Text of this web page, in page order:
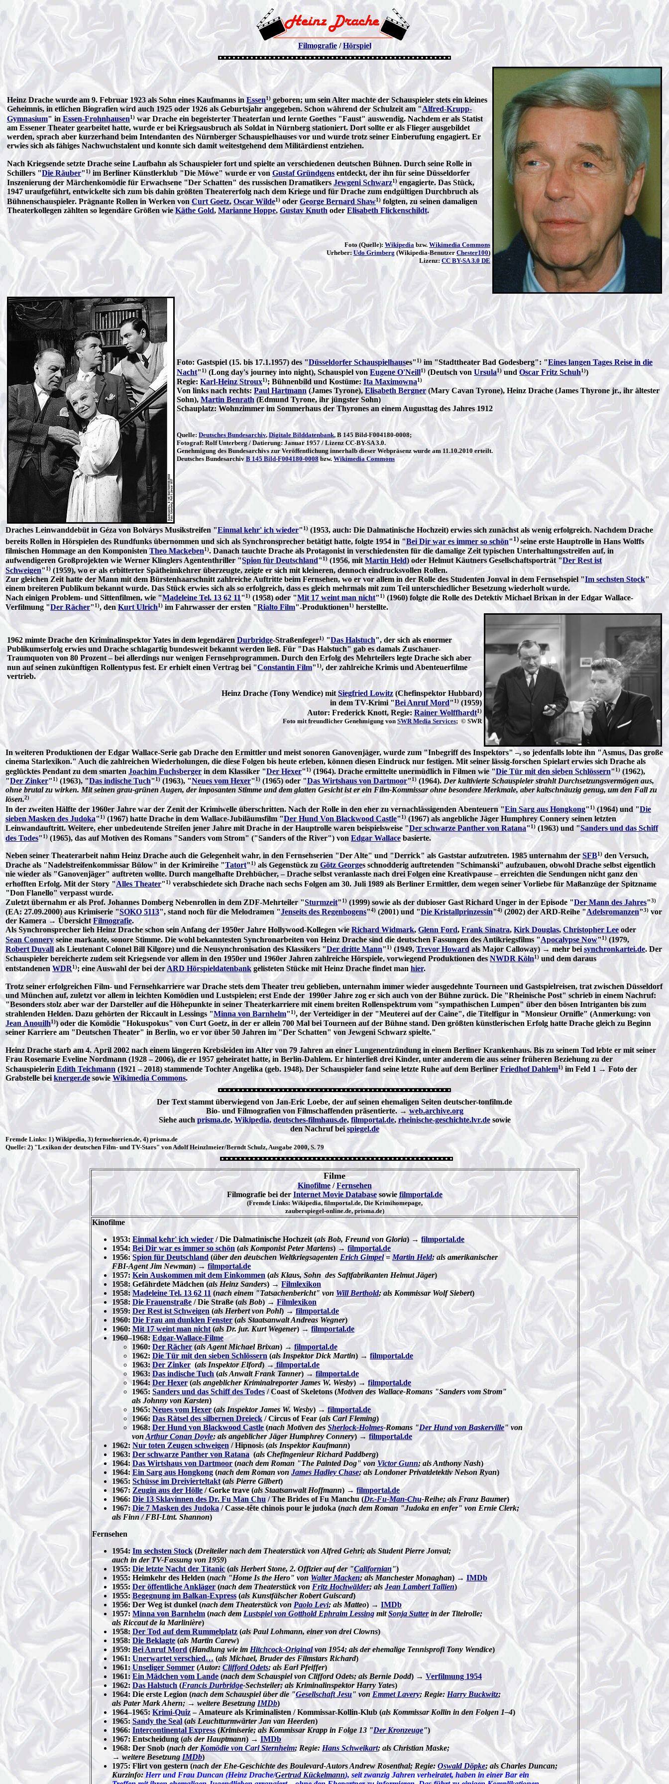
Filmografie/Hörspiel
Heinz Drache wurde am 9. Februar 1923 als Sohn eines Kaufmanns in Essen1) geboren; um sein Alter machte der Schauspieler stets ein kleines
Geheimnis, in etlichen Biografien wird auch 1925 oder 1926 als Geburtsjahr angegeben. Schon während der Schulzeit am "Alfred-Krupp-
Gymnasium" in Essen-Frohnhausen1) war Drache ein begeisterter Theaterfan und lernte Goethes "Faust" auswendig. Nachdem er als Statist
am Essener Theater gearbeitet hatte, wurde er bei Kriegsausbruch als Soldat in Nürnberg stationiert. Dort sollte er als Flieger ausgebildet
werden, sprach aber kurzerhand beim Intendanten des Nürnberger Schauspielhauses vor und wurde trotz seiner Einberufung engagiert. Er
erwies sich als fähiges Nachwuchstalent und konnte sich damit weitestgehend dem Militärdienst entziehen.
Nach Kriegsende setzte Drache seine Laufbahn als Schauspieler fort und spielte an verschiedenen deutschen Bühnen. Durch seine Rolle in
Schillers "Die Räuber" 1) im Berliner Künstlerklub "Die Möwe" wurde er von Gustaf Gründgens entdeckt, der ihn für seine Düsseldorfer
Inszenierung der Märchenkomödie für Erwachsene "Der Schatten" des russischen Dramatikers Jewgeni Schwarz1) engagierte. Das Stück,
1947 uraufgeführt, entwickelte sich zum bis dahin größten Theatererfolg nach dem Kriege und für Drache zum endgültigen Durchbruch als
Bühnenschauspieler. Prägnante Rollen in Werken von Curt Goetz, Oscar Wilde1) oder George Bernard Shaw1) folgten, zu seinen damaligen
Theaterkollegen zählten so legendäre Größen wie Käthe Gold, Marianne Hoppe,Gustav Knuth oder Elisabeth Flickenschildt.
Foto (Quelle): Wikipediabzw. Wikimedia Commons
Urheber: Udo Grimberg (Wikipedia-Benutzer Chester100)
Lizenz:CC BY-SA 3.0 DE
Foto: Gastspiel (15. bis 17.1.1957) des "Düsseldorfer Schauspielhauses" 1) im "Stadttheater Bad Godesberg": "Eines langen Tages Reise in die
Nacht" 1) (Long day's journey into night), Schauspiel vonEugene O'Neill1) (Deutsch von Ursula1) und Oscar Fritz Schuh1))
Regie: Karl-Heinz Stroux1); Bühnenbild und Kostüme:Ita Maximowna1)
Von links nach rechts: Paul Hartmann (James Tyrone), Elisabeth Bergner (Mary Cavan Tyrone), Heinz Drache (James Thyrone jr., ihr ältester
Sohn), Martin Benrath (Edmund Tyrone, ihr jüngster Sohn)
Schauplatz: Wohnzimmer im Sommerhaus der Thyrones an einem Augusttag des Jahres 1912
Quelle: Deutsches Bundesarchiv, Digitale Bilddatenbank, B 145 Bild-F004180-0008;
Fotograf: Rolf Unterberg / Datierung: Januar 1957 / Lizenz CC-BY-SA 3.0.
Genehmigung des Bundesarchivs zur Veröffentlichung innerhalb dieser Webpräsenz wurde am 11.10.2010 erteilt.
Deutsches Bundesarchiv B 145 Bild-F004180-0008 bzw. Wikimedia Commons
Draches Leinwanddebüt in Géza von Bolvárys Musikstreifen "Einmal kehr' ich wieder"1) (1953, auch: Die Dalmatinische Hochzeit) erwies sich zunächst als wenig erfolgreich. Nachdem Drache
bereits Rollen in Hörspielen des Rundfunks übernommen und sich als Synchronsprecher betätigt hatte, folgte 1954 in "Bei Dir war es immer so schön" 1)seine erste Hauptrolle in Hans Wolffs
filmischen Hommage an den Komponisten Theo Mackeben1). Danach tauchte Drache als Protagonist in verschiedensten für die damalige Zeit typischen Unterhaltungsstreifen auf, in
aufwendigeren Großprojekten wie Werner Klinglers Agententhriller "Spion für Deutschland"1) (1956, mitMartin Held) oder Helmut Käutners Gesellschaftsporträt "Der Rest ist
Schweigen" 1) (1959), wo er als erbitterter Spätheimkehrer überzeugte, zeigte er sich mit kleineren, dennoch eindrucksvollen Rollen.
Zur gleichen Zeit hatte der Mann mit dem Bürstenhaarschnitt zahlreiche Auftritte beim Fernsehen, wo er vor allem in der Rolle des Studenten Jonval in dem Fernsehspiel "Im sechsten Stock"
einem breiteren Publikum bekannt wurde. Das Stück erwies sich als so erfolgreich, dass es gleich mehrmals mit zum Teil unterschiedlicher Besetzung wiederholt wurde.
Nach einigen Problem- und Sittenfilmen, wie "Madeleine Tel. 13 62 11"1) (1958) oder "Mit 17 weint man nicht" 1) (1960) folgte die Rolle des Detektiv Michael Brixan in der Edgar Wallace-
Verfilmung "Der Rächer" 1), den Kurt Ulrich1) im Fahrwasser der ersten "Rialto Film"-Produktionen1) herstellte.
1962 mimte Drache den Kriminalinspektor Yates in dem legendärenDurbridge-Straßenfeger1)"Das Halstuch", der sich als enormer
Publikumserfolg erwies und Drache schlagartig bundesweit bekannt werden ließ. Für "Das Halstuch" gab es damals Zuschauer-
Traumquoten von 80 Prozent – bei allerdings nur wenigen Fernsehprogrammen. Durch den Erfolg des Mehrteilers legte Drache sich aber
nun auf seinen zukünftigen Rollentypus fest. Er erhielt einen Vertrag bei "Constantin Film"1), der zahlreiche Krimis und Abenteuerfilme
vertrieb.
Heinz Drache (Tony Wendice) mitSiegfried Lowitz (Chefinspektor Hubbard)
in dem TV-Krimi "Bei Anruf Mord" 1) (1959)
Autor: Frederick Knott, Regie:Rainer Wolffhardt1)
Foto mit freundlicher Genehmigung von SWR Media Services; © SWR
In weiteren Produktionen der Edgar Wallace-Serie gab Drache den Ermittler und meist sonoren Ganovenjäger, wurde zum "Inbegriff des Inspektors" –, so jedenfalls lobte ihn "Asmus, Das große
cinema Starlexikon." Auch die zahlreichen Wiederholungen, die diese Folgen bis heute erleben, können diesen Eindruck nur festigen. Mit seiner lässig-forschen Spielart erwies sich Drache als
geglücktes Pendant zu dem smarten Joachim Fuchsberger in dem Klassiker "Der Hexer"1)(1964). Drache ermittelte unermüdlich in Filmen wie "Die Tür mit den sieben Schlössern" 1)(1962),
"Der Zinker" 1)(1963), "Das indische Tuch" 1) (1963), "Neues vom Hexer" 1) (1965) oder "Das Wirtshaus von Dartmoor" 1) (1964). Der kultivierte Schauspieler strahlt Durchsetzungsvermögen aus,
ohne brutal zu wirken. Mit seinen grau-grünen Augen, der imposanten Stimme und dem glatten Gesicht ist er ein Film-Kommissar ohne besondere Merkmale, aber kaltschnäuzig genug, um den Fall zu
lösen.2)
In der zweiten Hälfte der 1960er Jahre war der Zenit der Krimiwelle überschritten. Nach der Rolle in den eher zu vernachlässigenden Abenteuern "Ein Sarg aus Hongkong" 1) (1964) und "Die
sieben Masken des Judoka"1) (1967) hatte Drache in dem Wallace-Jubiläumsfilm "Der Hund Von Blackwood Castle" 1) (1967) als angebliche Jäger Humphrey Connery seinen letzten
Leinwandauftritt. Weitere, eher unbedeutende Streifen jener Jahre mit Drache in der Hauptrolle waren beispielsweise "Der schwarze Panther von Ratana"1) (1963) und "Sanders und das Schiff
des Todes" 1) (1965), das auf Motiven des Romans "Sanders vom Strom" ("Sanders of the River") von Edgar Wallace basierte.
Neben seiner Theaterarbeit nahm Heinz Drache auch die Gelegenheit wahr, in den Fernsehserien "Der Alte" und "Derrick" als Gaststar aufzutreten. 1985 unternahm der SFB1) den Versuch,
Drache als "Nadelstreifenkommissar Bülow" in der Krimireihe "Tatort"1) als Gegenstück zu Götz Georges schnodderig auftretenden "Schimanski" aufzubauen, obwohl Drache selbst eigentlich
nie wieder als "Ganovenjäger" auftreten wollte. Durch mangelhafte Drehbücher, – Drache selbst veranlasste nach drei Folgen eine Kreativpause – erreichten die Sendungen nicht ganz den
erhofften Erfolg. Mit der Story "Alles Theater"1) verabschiedete sich Drache nach sechs Folgen am 30. Juli 1989 als Berliner Ermittler, dem wegen seiner Vorliebe für Maßanzüge der Spitzname
"Don Flanello" verpasst wurde.
Zuletzt übernahm er als Prof. Johannes Domberg Nebenrollen in dem ZDF-Mehrteiler "Sturmzeit" 1) (1999) sowie als der dubioser Gast Richard Unger in der Episode "Der Mann des Jahres"3)
(EA: 27.09.2000) aus Krimiserie "SOKO 5113", stand noch für die Melodramen "Jenseits des Regenbogens"4) (2001) und "Die Kristallprinzessin"4) (2002) der ARD-Reihe "Adelsromanzen"3) vor
der Kamera → ÜbersichtFilmografie.
Als Synchronsprecher lieh Heinz Drache schon sein Anfang der 1950er Jahre Hollywood-Kollegen wie Richard Widmark, Glenn Ford, Frank Sinatra, Kirk Douglas, Christopher Lee oder
Sean Connery seine markante, sonore Stimme. Die wohl bekanntesten Synchronarbeiten von Heinz Drache sind die deutschen Fassungen des Antikriegsfilms "Apocalypse Now" 1) (1979,
Robert Duvall als Lieutenant Colonel Bill Kilgore) und die Neusynchronisation des Klassikers "Der dritte Mann" 1) (1949, Trevor Howard als Major Calloway) → mehr beisynchronkartei.de. Der
Schauspieler bereicherte zudem seit Kriegsende vor allem in den 1950er und 1960er Jahren zahlreiche Hörspiele, vorwiegend Produktionen des NWDR Köln1) und dem daraus
entstandenen WDR1); eine Auswahl der bei der ARD Hörspieldatenbank gelisteten Stücke mit Heinz Drache findet man hier.
Trotz seiner erfolgreichen Film- und Fernsehkarriere war Drache stets dem Theater treu geblieben, unternahm immer wieder ausgedehnte Tourneen und Gastspielreisen, trat zwischen Düsseldorf
und München auf, zuletzt vor allem in leichten Komödien und Lustspielen; erst Ende der 1990er Jahre zog er sich auch von der Bühne zurück. Die "Rheinische Post" schrieb in einem Nachruf:
"Besonders stolz aber war der Darsteller auf die Höhepunkte in seiner Theaterkarriere mit einem breiten Rollenspektrum vom "sympathischen Lumpen" über den bösen Intriganten bis zum
strahlenden Helden. Dazu gehörten der Riccault in Lessings "Minna von Barnhelm" 1), der Verteidiger in der "Meuterei auf der Caine", die Titelfigur in "Monsieur Ornifle" (Anmerkung: von
Jean Anouilh1)) oder die Komödie "Hokuspokus" von Curt Goetz, in der er allein 700 Mal bei Tourneen auf der Bühne stand. Den größten künstlerischen Erfolg hatte Drache gleich zu Beginn
seiner Karriere am "Deutschen Theater" in Berlin, wo er vor über 50 Jahren im "Der Schatten" von Jewgeni Schwarz spielte."
Heinz Drache starb am 4. April 2002 nach einem längeren Krebsleiden im Alter von 79 Jahren an einer Lungenentzündung in einem Berliner Krankenhaus. Bis zu seinem Tod lebte er mit seiner
Frau Rosemarie Eveline Nordmann (1928 – 2006), die er 1957 geheiratet hatte, in Berlin-Dahlem. Er hinterließ drei Kinder, unter anderem die aus seiner früheren Beziehung zu der
Schauspielerin Edith Teichmann(1921 – 2018) stammende Tochter Angelika (geb. 1948). Der Schauspieler fand seine letzte Ruhe auf dem BerlinerFriedhof Dahlem1) im Feld 1 → Foto der
Grabstelle bei knerger.de sowie Wikimedia Commons.
Der Text stammt überwiegend von Jan-Eric Loebe, der auf seinen ehemaligen Seiten deutscher-tonfilm.de
Bio- und Filmografien von Filmschaffenden präsentierte. → web.archive.org
Siehe auch prisma.de, Wikipedia, deutsches-filmhaus.de, filmportal.de, rheinische-geschichte.lvr.desowie
den Nachruf bei spiegel.de
Fremde Links: 1) Wikipedia, 3) fernsehserien.de, 4) prisma.de
Quelle: 2) "Lexikon der deutschen Film- und TV-Stars" von Adolf Heinzlmeier/Berndt Schulz, Ausgabe 2000, S. 79
Filme
Kinofilme/Fernsehen
Filmografie bei der Internet Movie Databasesowie filmportal.de
(Fremde Links: Wikipedia, filmportal.de, Die Krimihomepage,
zauberspiegel-online.de, prisma.de)
Kinofilme
1953: Einmal kehr' ich wieder / Die Dalmatinische Hochzeit (als Bob, Freund von Gloria) → filmportal.de
1954: Bei Dir war es immer so schön (als Komponist Peter Martens) → filmportal.de
1956:Spion für Deutschland (über den deutschen Weltkriegsagenten Erich Gimpel = Martin Held; als amerikanischer
FBI-Agent Jim Newman) → filmportal.de
1957: Kein Auskommen mit dem Einkommen (als Klaus, Sohn des Saftfabrikanten Helmut Jäger)
1958: Gefährdete Mädchen (als Heinz Sanders) →Filmlexikon
1958: Madeleine Tel. 13 62 11 (nach einem "Tatsachenbericht" von Will Berthold; als Kommissar Wolf Siebert)
1958: Die Frauenstraße / Die Straße (als Bob) →Filmlexikon
1959: Der Rest ist Schweigen(als Herbert von Pohl) →filmportal.de
1960: Die Frau am dunklen Fenster (als Staatsanwalt Andreas Wegner)
1960: Mit 17 weint man nicht(als Dr. jur. Kurt Wegener) → filmportal.de
1960–1968: Edgar-Wallace-Filme
1960:Der Rächer (als Agent Michael Brixan) → filmportal.de
1962: Die Tür mit den sieben Schlössern (als Inspektor Dick Martin) → filmportal.de
1963: Der Zinker (als Inspektor Elford) → filmportal.de
1963: Das indische Tuch(als Anwalt Frank Tanner) → filmportal.de
1964: Der Hexer(als angeblicher Kriminalreporter James W. Wesby) → filmportal.de
1965: Sanders und das Schiff des Todes/ Coast of Skeletons (Motiven des Wallace-Romans "Sanders vom Strom"
als Johnny von Karsten)
1965:Neues vom Hexer(als Inspektor James W. Wesby) → filmportal.de
1966: Das Rätsel des silbernen Dreieck / Circus of Fear (als Carl Fleming)
1968: Der Hund von Blackwood Castle (nach Motiven des Sherlock-Holmes-Romans "Der Hund von Baskerville" von
von Arthur Conan Doyle; als angeblicher Jäger Humphrey Connery) → filmportal.de
1962: Nur toten Zeugen schweigen / Hipnosis (als Inspektor Kaufmann)
1963: Der schwarze Panther von Ratana (als Chefingenieur Richard Paddberg)
1964: Das Wirtshaus von Dartmoor(nach dem Roman "The Painted Dog" von Victor Gunn; als Anthony Nash)
1964: Ein Sarg aus Hongkong (nach dem Roman von James Hadley Chase; als Londoner Privatdetektiv Nelson Ryan)
1965: Schüsse im Dreivierteltakt(als Pierre Gilbert)
1967: Zeugin aus der Hölle /Gorke trave (als Staatsanwalt Hoffmann) → filmportal.de
1966: Die 13 Sklavinnen des Dr. Fu Man Chu / The Brides of Fu Manchu (Dr.-Fu-Man-Chu-Reihe; als Franz Baumer)
1967:Die 7 Masken des Judoka / Casse-tête chinois pour le judoka (nach dem Roman "Judoka en enfer" von Ernie Clerk;
als Finn / FBI-Ltnt. Shannon)
Fernsehen
1954: Im sechsten Stock (Dreiteiler nach dem Theaterstück von Alfred Gehri; als Student Pierre Jonval;
auch in der TV-Fassung von 1959)
1955: Die letzte Nacht der Titanic (als Herbert Stone, 2. Offizier auf der "Californian")
1955: Heimkehr des Helden (nach "Home Is the Hero" von Walter Macken; als Manchester Monaghan) → IMDb
1955: Der öffentliche Ankläger (nach dem Theaterstück von Fritz Hochwälder; als Jean Lambert Tallien)
1955: Begegnung im Balkan-Express (als Kunstfälscher Robert Guiscard)
1956: Der Weg ist dunkel (nach dem Theaterstück von Paolo Levi; als Matteo) → IMDb
1957: Minna von Barnhelm (nach dem Lustspiel von Gotthold Ephraim Lessing mitSonja Sutterin der Titelrolle;
als Riccaut de la Marlinière)
1958: Der Tod auf dem Rummelplatz (als Paul Lohmann, einer von drei Clowns)
1958:Die Beklagte (als Martin Carew)
1959: Bei Anruf Mord (Handlung wie im Hitchcock-Originalvon 1954; als der ehemalige Tennisprofi Tony Wendice)
1961: Unerwartet verschied… (als Michael, Bruder des Filmstars Richard)
1961:Unseliger Sommer (Autor: Clifford Odets; als Earl Pfeiffer)
1961: Ein Mädchen vom Lande (nach dem Schauspiel von Clifford Odets; als Bernie Dodd) → Verfilmung 1954
1962: Das Halstuch(Francis Durbridge-Sechsteiler; als Kriminalinspektor Harry Yates)
1964: Die erste Legion (nach dem Schauspiel über die "Gesellschaft Jesu" von Emmet Lavery; Regie: Harry Buckwitz;
als Pater Mark Ahern; → weitere Besetzung IMDb)
1964–1965: Krimi-Quiz– Amateure als Kriminalisten / Kommissar-Kollin-Klub (als Kommissar Kollin in den Folgen 1–4)
1965: Sandy the Seal(als Leuchtturmwärter Jan van Heerden)
1966: Intercontinental Express (Krimiserie; als Kommissar Krapp in Folge 13 "Der Kronzeuge")
1967: Entscheidung (als der Hauptmann) → IMDb
1968: Der Snob (nach der Komödie von Carl Sternheim; Regie: Hans Schweikart; als Christian Maske;
→ weitere BesetzungIMDb)
1975: Flirt von gestern (nach der Ehe-Geschichte des Boulevard-Autors Andrew Rosenthal; Regie:Oswald Döpke; als Charles Duncan;
Kurzinfo: Herr und Frau Duncan (Heinz Drache/Gertrud Kückelmann), seit zwanzig Jahren verheiratet, haben in einer Bar ein